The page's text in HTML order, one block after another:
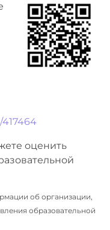
оценить
об организации,
образовательной